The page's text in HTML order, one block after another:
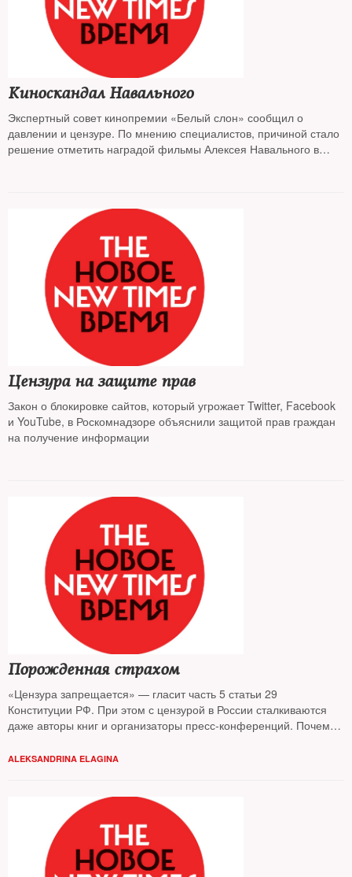
Киноскандал Навального
Экспертный совет кинопремии «Белый слон» сообщил о
давлении и цензуре. По мнению специалистов, причиной стало
решение отметить наградой фильмы Алексея Навального в
Цензура на защите прав
Закон о блокировке сайтов, который угрожает Twitter, Facebook
и YouTube, в Роскомнадзоре объяснили защитой прав граждан
на получение информации
Порожденная страхом
«Цензура запрещается» — гласит часть 5 статьи 29
Конституции РФ. При этом с цензурой в России сталкиваются
даже авторы книг и организаторы пресс-конференций. Почему
государственные ведомства стали наследниками функций
ALEKSANDRINA ELAGINA